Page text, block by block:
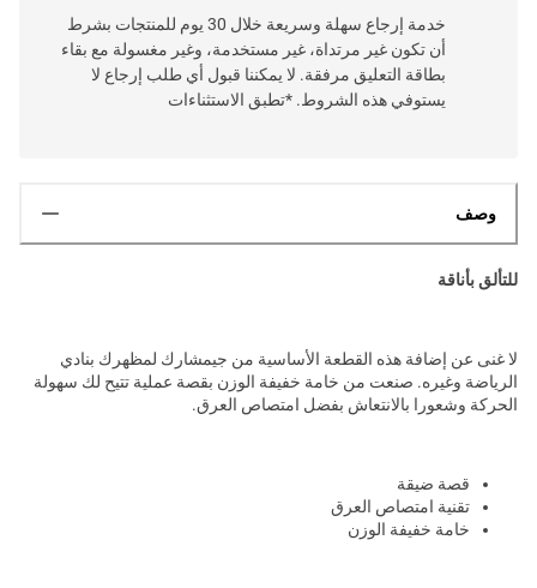
خدمة إرجاع سهلة وسريعة خلال 30 يوم للمنتجات بشرط
أن تكون غير مرتداة، غير مستخدمة، وغير مغسولة مع بقاء
بطاقة التعليق مرفقة. لا يمكننا قبول أي طلب إرجاع لا
يستوفي هذه الشروط. *تطبق الاستثناءات
وصف
للتألق بأناقة
لا غنى عن إضافة هذه القطعة الأساسية من جيمشارك لمظهرك بنادي
الرياضة وغيره. صنعت من خامة خفيفة الوزن بقصة عملية تتيح لك سهولة
الحركة وشعورا بالانتعاش بفضل امتصاص العرق.
قصة ضيقة
تقنية امتصاص العرق
خامة خفيفة الوزن